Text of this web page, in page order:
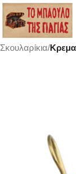
Σκουλαρίκια